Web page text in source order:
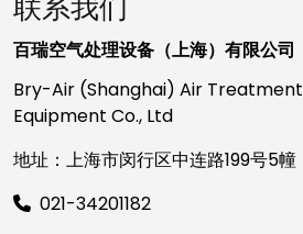
联系我们
百瑞空气处理设备（上海）有限公司
Bry-Air (Shanghai) Air Treatment
Equipment Co., Ltd
地址：上海市闵行区中连路199号5幢
021-34201182